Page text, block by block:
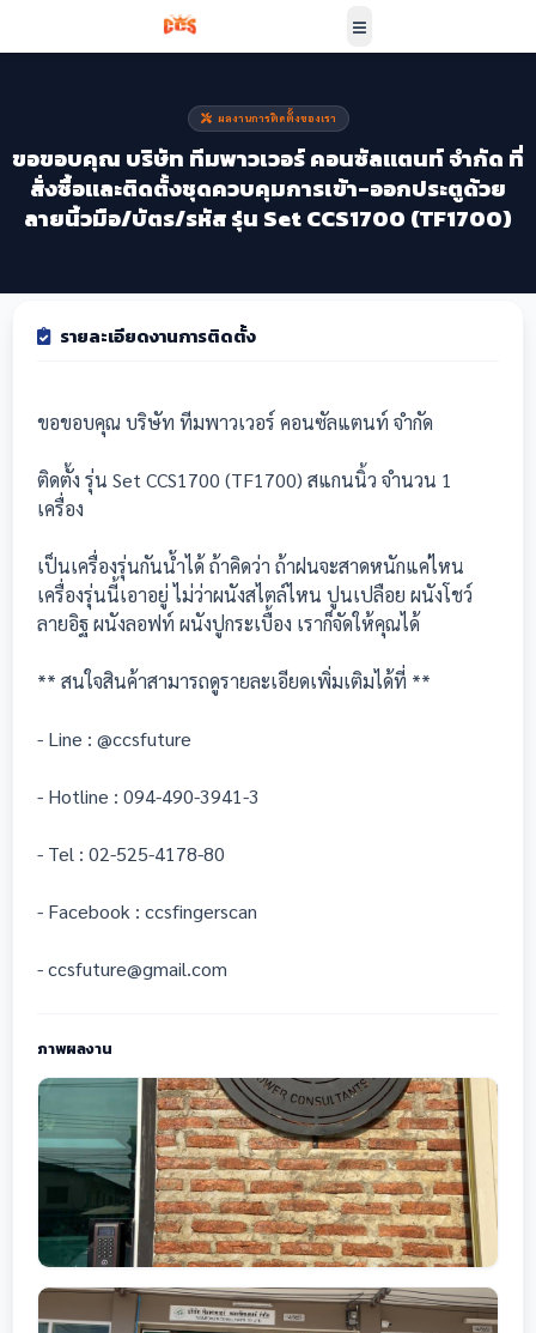
ผลงานการติดตั้งของเรา
ขอขอบคุณ บริษัท ทีมพาวเวอร์ คอนซัลแตนท์ จำกัด ที่
สั่งซื้อและติดตั้งชุดควบคุมการเข้า-ออกประตูด้วย
ลายนิ้วมือ/บัตร/รหัส รุ่น Set CCS1700 (TF1700)
รายละเอียดงานการติดตั้ง
ขอขอบคุณ บริษัท ทีมพาวเวอร์ คอนซัลแตนท์ จำกัด
ติดตั้ง รุ่น Set CCS1700 (TF1700) สแกนนิ้ว จำนวน 1
เครื่อง
เป็นเครื่องรุ่นกันน้ำได้ ถ้าคิดว่า ถ้าฝนจะสาดหนักแค่ไหน
เครื่องรุ่นนี้เอาอยู่ ไม่ว่าผนังสไตล์ไหน ปูนเปลือย ผนังโชว์
ลายอิฐ ผนังลอฟท์ ผนังปูกระเบื้อง เราก็จัดให้คุณได้
** สนใจสินค้าสามารถดูรายละเอียดเพิ่มเติมได้ที่ **
- Line : @ccsfuture
- Hotline : 094-490-3941-3
- Tel : 02-525-4178-80
- Facebook : ccsfingerscan
- ccsfuture@gmail.com
ภาพผลงาน